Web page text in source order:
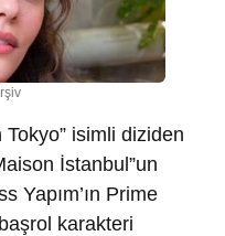
Tokyo” isimli diziden
İstanbul”un
Yapım’ın Prime
karakteri